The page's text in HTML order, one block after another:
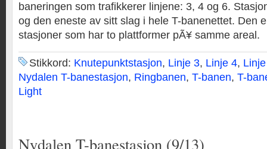
baneringen som trafikkerer linjene: 3, 4 og 6.
og den eneste av sitt slag i hele T-banenettet. Den
stasjoner som har to plattformer pÃ¥ samme areal.
Stikkord: Knutepunktstasjon, Linje 3, Linje 4,
Nydalen T-banestasjon, Ringbanen, T-banen, T-
Light
Nydalen T-banestasjon (9/13)